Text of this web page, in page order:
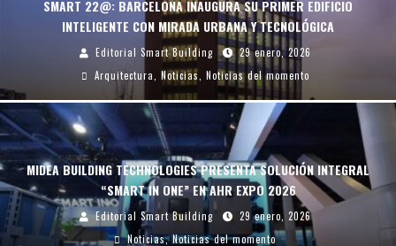
SMART 22@: BARCELONA INAUGURA SU PRIMER EDIFICIO
INTELIGENTE CON MIRADA URBANA Y TECNOLÓGICA
Editorial Smart Building
29 enero, 2026
Arquitectura
Noticias Noticias del momento
MIDEA BUILDING TECHNOLOGIES PRESENTA SOLUCIÓN INTEGRAL
“SMART IN ONE” EN AHR EXPO 2026
Editorial Smart Building
29 enero, 2026
Noticias,Noticias del momento